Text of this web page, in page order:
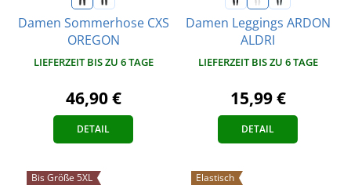
Damen Sommerhose CXS
OREGON
LIEFERZEIT BIS ZU 6 TAGE
46,90 €
DETAIL
Damen Leggings ARDON
ALDRI
LIEFERZEIT BIS ZU 6 TAGE
15,99 €
DETAIL
Bis Größe 5XL
Elastisch